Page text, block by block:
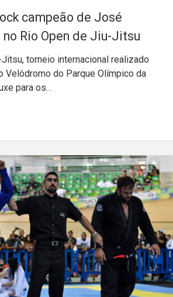
campeão de José
no Rio Open de Jiu-Jitsu
torneio internacional realizado
Velódromo do Parque Olímpico da
para os…